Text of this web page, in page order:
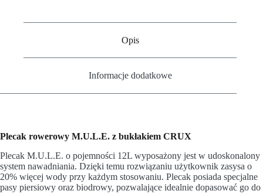
Opis
Informacje dodatkowe
Plecak rowerowy M.U.L.E. z bukłakiem CRUX
Plecak M.U.L.E. o pojemności 12L wyposażony jest w udoskonalony
system nawadniania. Dzięki temu rozwiązaniu użytkownik zasysa o
20% więcej wody przy każdym stosowaniu. Plecak posiada specjalne
pasy piersiowy oraz biodrowy, pozwalające idealnie dopasować go do